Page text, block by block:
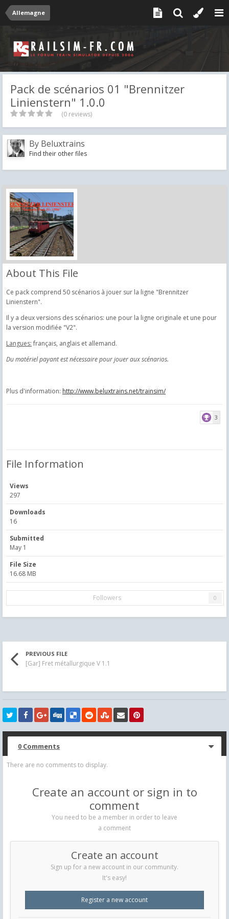
Allemagne
Pack de scénarios 01 "Brennitzer
Linienstern" 1.0.0
(0 reviews)
By Beluxtrains
Find their other files
About This File
Ce pack comprend 50 scénarios à jouer sur la ligne "Brennitzer
Linienstern".
Il y a deux versions des scénarios: une pour la ligne originale et une pour
la version modifiée "V2".
Langues: français, anglais et allemand.
Du matériel payant est nécessaire pour jouer aux scénarios.
Plus d'information: http://www.beluxtrains.net/trainsim/
3
File Information
Views
297
Downloads
16
Submitted
May 1
File Size
16.68 MB
Followers 0
PREVIOUS FILE
[Gar] Fret métallurgique V 1.1
0 Comments
There are no comments to display.
Create an account or sign in to
comment
You need to be a member in order to leave
a comment
Create an account
Sign up for a new account in our community.
It's easy!
Register a new account